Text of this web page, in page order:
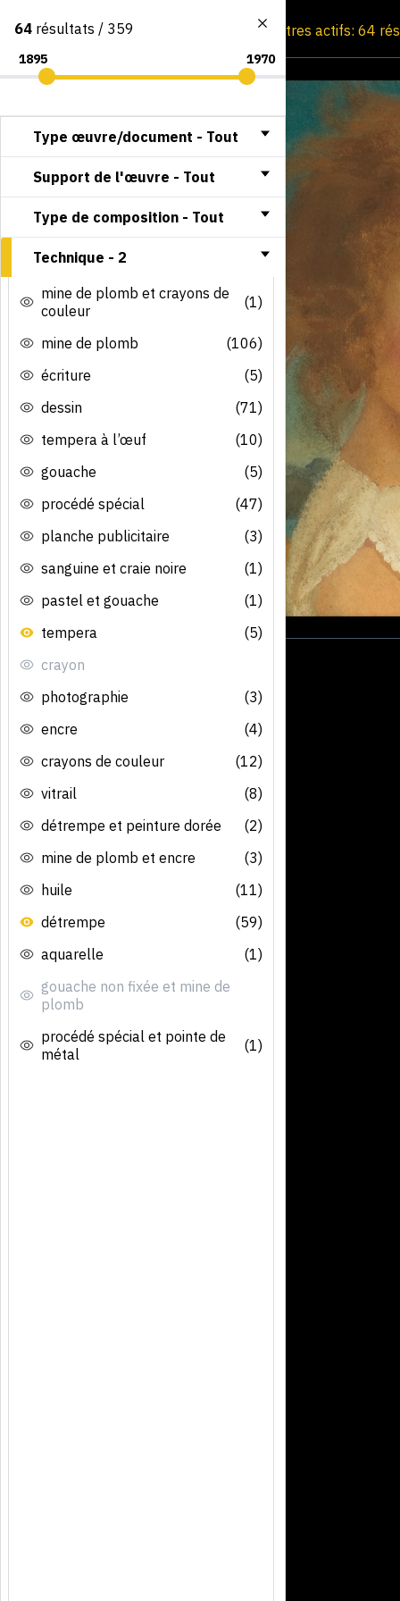
Consultation par image Filtres actifs: 64
64 résultats / 359
Type œuvre/document - Tout
Support de l'œuvre - Tout
Type de composition - Tout
Technique - 2
mine de plomb et crayons de
couleur
(1)
mine de plomb
(106)
écriture
(5)
dessin
(71)
tempera à l’œuf
(10)
gouache
(5)
procédé spécial
(47)
planche publicitaire
(3)
sanguine et craie noire
(1)
pastel et gouache
(1)
tempera
(5)
crayon
photographie
(3)
encre
(4)
crayons de couleur
(12)
vitrail
(8)
détrempe et peinture dorée
(2)
mine de plomb et encre
(3)
huile
(11)
détrempe
(59)
aquarelle
(1)
gouache non fixée et mine de
plomb
procédé spécial et pointe de
métal
(1)